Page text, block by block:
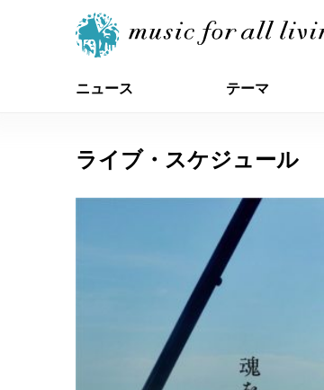
ニュース テーマ
ライブ・スケジュール